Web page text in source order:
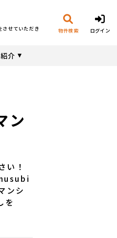
せていただき 物件検索 ログイン
介
ン
い！
ンシ
を